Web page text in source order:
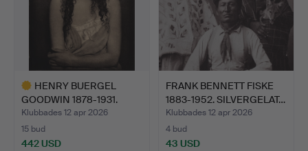
HENRY BUERGEL
GOODWIN 1878-1931.
KARBONTRY…
Klubbades 12 apr 2026
15 bud
442 USD
FRANK BENNETT FISKE
1883-1952. SILVERGELAT…
Klubbades 12 apr 2026
4 bud
43 USD